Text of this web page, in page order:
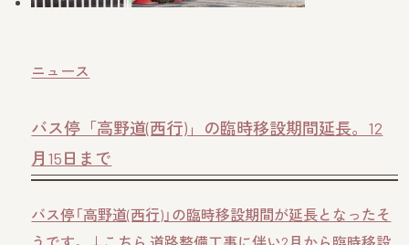
ニュース
バス停「高野道(西行)」の臨時移設期間延長。12
月15日まで
バス停「高野道(西行)」の臨時移設期間が延長となったそ